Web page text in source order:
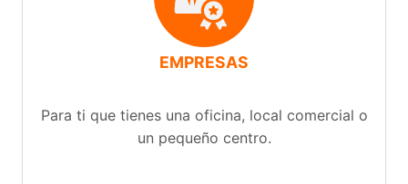
EMPRESAS
Para ti que tienes una oficina, local comercial o
un pequeño centro.